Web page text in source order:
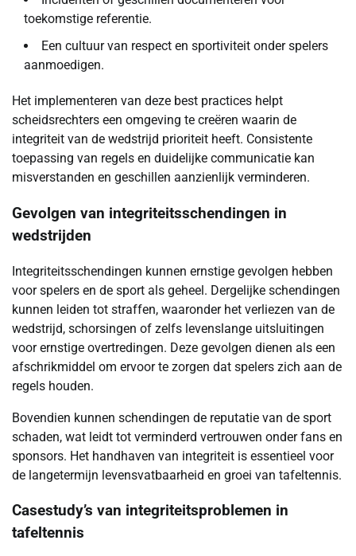
toekomstige referentie.
Een cultuur van respect en sportiviteit onder spelers
aanmoedigen.
Het implementeren van deze best practices helpt
scheidsrechters een omgeving te creëren waarin de
integriteit van de wedstrijd prioriteit heeft. Consistente
toepassing van regels en duidelijke communicatie kan
misverstanden en geschillen aanzienlijk verminderen.
Gevolgen van integriteitsschendingen in
wedstrijden
Integriteitsschendingen kunnen ernstige gevolgen hebben
voor spelers en de sport als geheel. Dergelijke schendingen
kunnen leiden tot straffen, waaronder het verliezen van de
wedstrijd, schorsingen of zelfs levenslange uitsluitingen
voor ernstige overtredingen. Deze gevolgen dienen als een
afschrikmiddel om ervoor te zorgen dat spelers zich aan de
regels houden.
Bovendien kunnen schendingen de reputatie van de sport
schaden, wat leidt tot verminderd vertrouwen onder fans en
sponsors. Het handhaven van integriteit is essentieel voor
de langetermijn levensvatbaarheid en groei van tafeltennis.
Casestudy’s van integriteitsproblemen in
tafeltennis